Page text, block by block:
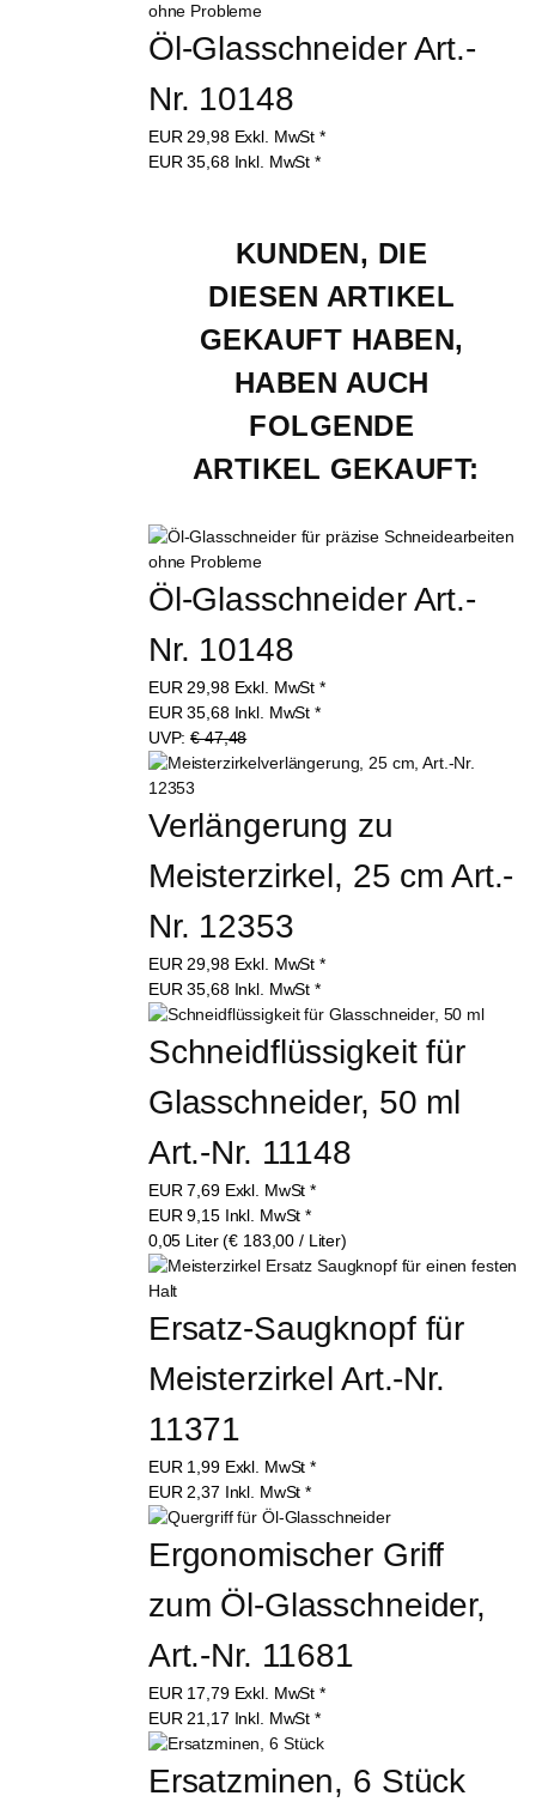
Öl-Glasschneider Art.-
Nr. 10148
EUR29,98 Exkl. MwSt *
EUR35,68 Inkl. MwSt *
KUNDEN, DIE
DIESEN ARTIKEL
GEKAUFT HABEN,
HABEN AUCH
FOLGENDE
ARTIKEL GEKAUFT:
Öl-Glasschneider Art.-
Nr. 10148
EUR29,98 Exkl. MwSt *
EUR35,68 Inkl. MwSt *
UVP:€ 47,48
Verlängerung zu
Meisterzirkel, 25 cm Art.-
Nr. 12353
EUR29,98 Exkl. MwSt *
EUR35,68 Inkl. MwSt *
Schneidflüssigkeit für
Glasschneider, 50 ml
Art.-Nr. 11148
EUR7,69 Exkl. MwSt *
EUR9,15 Inkl. MwSt *
0,05 Liter (€ 183,00 / Liter)
Ersatz-Saugknopf für
Meisterzirkel Art.-Nr.
11371
EUR 1,99 Exkl. MwSt *
EUR2,37 Inkl. MwSt *
Ergonomischer Griff
zum Öl-Glasschneider,
Art.-Nr. 11681
EUR 17,79 Exkl. MwSt *
EUR21,17 Inkl. MwSt *
Ersatzminen, 6 Stück